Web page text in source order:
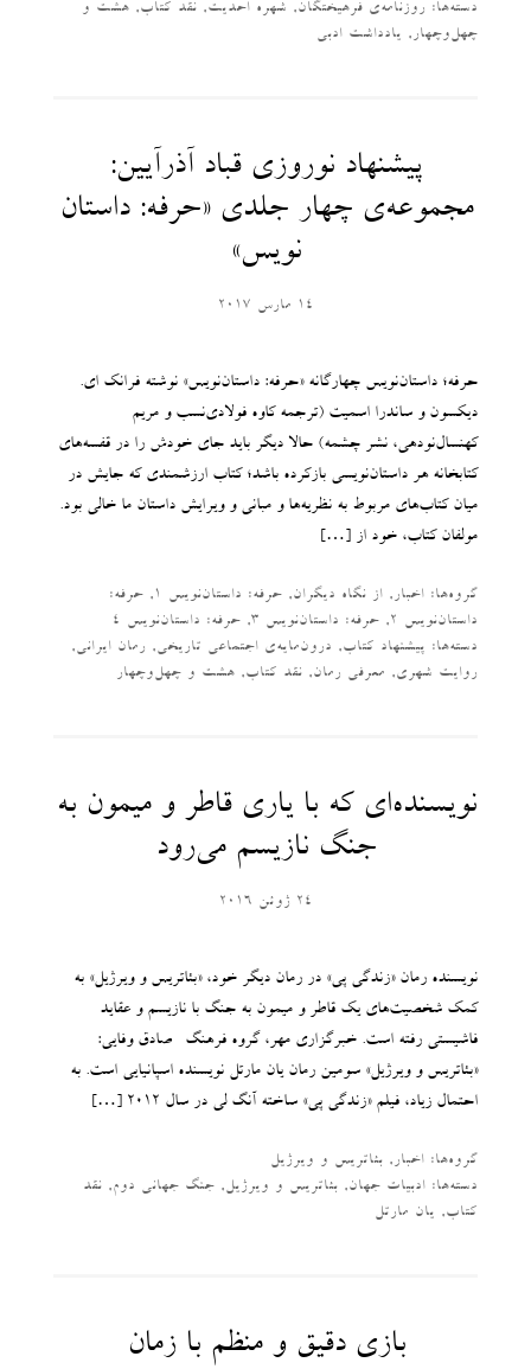
دسته‌‌ها: روزنامه‌ی فرهیختگان, شهره احدیت, نقد کتاب, هشت و
چهل‌وچهار, یادداشت ادبی
پیشنهاد نوروزی قباد آذرآیین:
مجموعه‌ی چهار جلدی «حرفه: داستان
نویس»
14 مارس 2017
حرفه؛ داستان‌نویس چهارگانه «حرفه: داستان‌نویس» نوشته فرانک ای.
دیکسون و ساندرا اسمیت (ترجمه کاوه فولادی‌نسب و مریم
کهنسال‌نودهی، نشر چشمه) حالا دیگر باید جای خودش را در قفسه‌های
کتابخانه هر داستان‌نویسی بازکرده باشد؛ کتاب ارزشمندی که جایش در
میان کتاب‌های مربوط به نظریه‌ها و مبانی و ویرایش داستان ما خالی بود.
مولفان کتاب، خود از […]
گروه‌ها: اخبار, از نگاه دیگران, حرفه: داستان‌نویس 1 , حرفه:
داستان‌نویس 2
, حرفه: داستان‌نویس 3 , حرفه: داستان‌نویس 4
دسته‌‌ها: پیشنهاد کتاب, درون‌مایه‌ی اجتماعی تاریخی, رمان ایرانی,
روایت شهری, معرفی رمان, نقد کتاب, هشت و چهل‌وچهار
نویسنده‌ای که با یاری قاطر و میمون به
جنگ نازیسم می‌رود
24 ژوئن 2016
نویسنده رمان «زندگی پی» در رمان دیگر خود، «بئاتریس و ویرژیل» به
کمک شخصیت‌های یک قاطر و میمون به جنگ با نازیسم و عقاید
فاشیستی رفته است. خبرگزاری مهر، گروه فرهنگ- صادق وفایی:
«بئاتریس و ویرژیل» سومین رمان یان مارتل نویسنده اسپانیایی است. به
احتمال زیاد، فیلم «زندگی پی» ساخته آنگ لی در سال ۲۰۱۲ […]
گروه‌ها: اخبار, بئاتریس و ویرژیل
دسته‌‌ها: ادبیات جهان, بئاتریس و ویرژیل, جنگ جهانی دوم, نقد
کتاب, یان مارتل
بازی دقیق و منظم با زمان